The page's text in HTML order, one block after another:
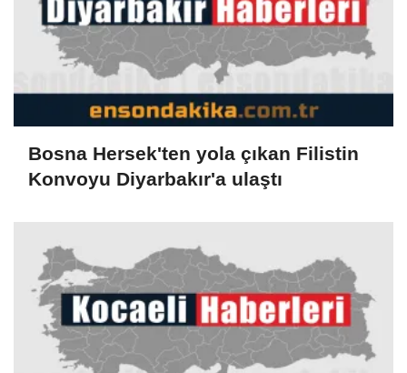
Bosna Hersek'ten yola çıkan Filistin
Konvoyu Diyarbakır'a ulaştı